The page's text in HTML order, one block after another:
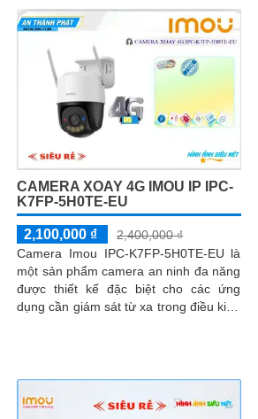
Dây H3C 3K 5MP Color siêu sáng, đẹp
CAMERA XOAY 4G IMOU IP IPC-
K7FP-5H0TE-EU
2,100,000 ₫
2,400,000 ₫
Camera Imou IPC-K7FP-5H0TE-EU là
một sản phẩm camera an ninh đa năng
được thiết kế đặc biệt cho các ứng
dụng cần giám sát từ xa trong điều kiện
đến 30 mét.